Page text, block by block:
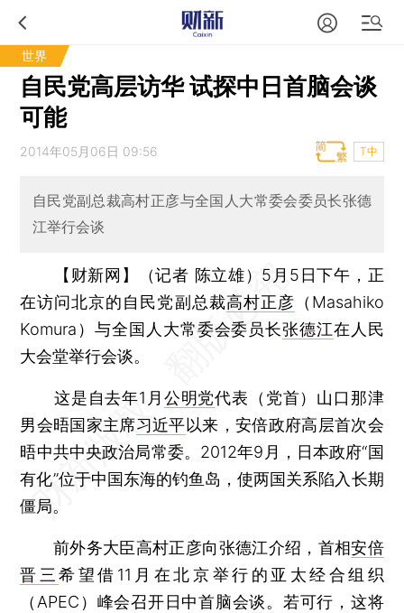
世界
自民党高层访华 试探中日首脑会谈
可能
2014年05月06日 09:56 T中
自民党副总裁高村正彦与全国人大常委会委员长张德
江举行会谈
【财新网】（记者 陈立雄） 5月5日下午，正
在访问北京的自民党副总裁高村正彦 （Masahiko
Komura）与全国人大常委会委员长张德江在人民
大会堂举行会谈。
这是自去年1月 公明党代表（党首）山口那津
男会晤国家主席习近平以来，安倍政府高层首次会
晤中共中央政治局常委。2012年9月，日本政府“国
有化”位于中国东海的钓鱼岛，使两国关系陷入长期
僵局。
前外务大臣高村正彦向张德江介绍，首相安倍
晋三希望借11月在北京举行的亚太经合组织
（APEC）峰会召开日中首脑会谈。若可行，这将